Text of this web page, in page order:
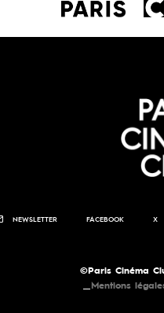
NEWSLETTER FACEBOOK X
©Paris Cinéma
Mentions